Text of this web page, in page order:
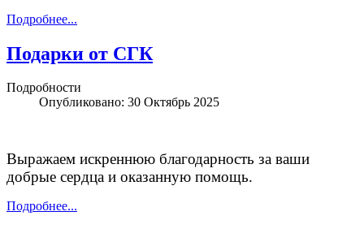
Подробнее...
Подарки от СГК
Подробности
Опубликовано: 30 Октябрь 2025
Выражаем искреннюю благодарность за ваши
добрые сердца и оказанную помощь.
Подробнее...